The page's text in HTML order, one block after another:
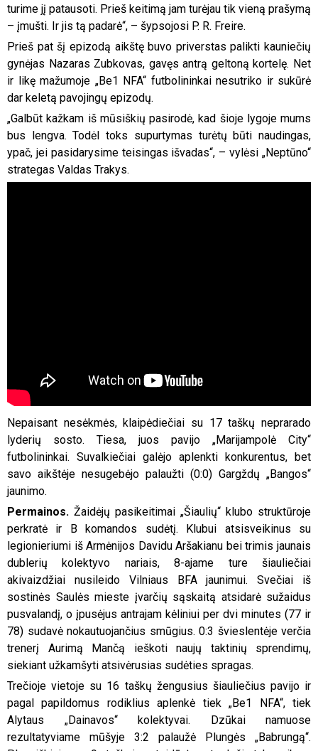
turime jį patausoti. Prieš keitimą jam turėjau tik vieną prašymą
– įmušti. Ir jis tą padarė“, – šypsojosi P. R. Freire.
Prieš pat šį epizodą aikštę buvo priverstas palikti kauniečių
gynėjas Nazaras Zubkovas, gavęs antrą geltoną kortelę. Net
ir likę mažumoje „Be1 NFA“ futbolininkai nesutriko ir sukūrė
dar keletą pavojingų epizodų.
„Galbūt kažkam iš mūsiškių pasirodė, kad šioje lygoje mums
bus lengva. Todėl toks supurtymas turėtų būti naudingas,
ypač, jei pasidarysime teisingas išvadas“, – vylėsi „Neptūno“
strategas Valdas Trakys.
Nepaisant nesėkmės, klaipėdiečiai su 17 taškų neprarado
lyderių sosto. Tiesa, juos pavijo „Marijampolė City“
futbolininkai. Suvalkiečiai galėjo aplenkti konkurentus, bet
savo aikštėje nesugebėjo palaužti (0:0) Gargždų „Bangos“
jaunimo.
Permainos. Žaidėjų pasikeitimai „Šiaulių“ klubo struktūroje
perkratė ir B komandos sudėtį. Klubui atsisveikinus su
legionieriumi iš Armėnijos Davidu Aršakianu bei trimis jaunais
dublerių kolektyvo nariais, 8-ajame ture šiauliečiai
akivaizdžiai nusileido Vilniaus BFA jaunimui. Svečiai iš
sostinės Saulės mieste įvarčių sąskaitą atsidarė sužaidus
pusvalandį, o įpusėjus antrajam kėliniui per dvi minutes (77 ir
78) sudavė nokautuojančius smūgius. 0:3 švieslentėje verčia
trenerį Aurimą Mančą ieškoti naujų taktinių sprendimų,
siekiant užkamšyti atsivėrusias sudėties spragas.
Trečioje vietoje su 16 taškų žengusius šiauliečius pavijo ir
pagal papildomus rodiklius aplenkė tiek „Be1 NFA“, tiek
Alytaus „Dainavos“ kolektyvai. Dzūkai namuose
rezultatyviame mūšyje 3:2 palaužė Plungės „Babrungą“.